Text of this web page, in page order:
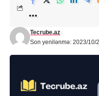
Son yenilənmə: 2023/10/
Tecrube.az